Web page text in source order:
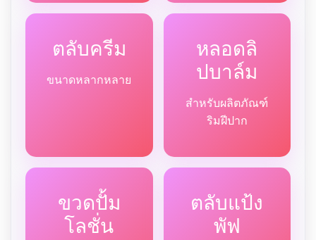
ตลับครีม
ขนาดหลากหลาย
หลอดลิ
ปบาล์ม
สำหรับผลิตภัณฑ์
ริมฝีปาก
ขวดปั้ม
โลชั่น
ตลับแป้ง
พัฟ